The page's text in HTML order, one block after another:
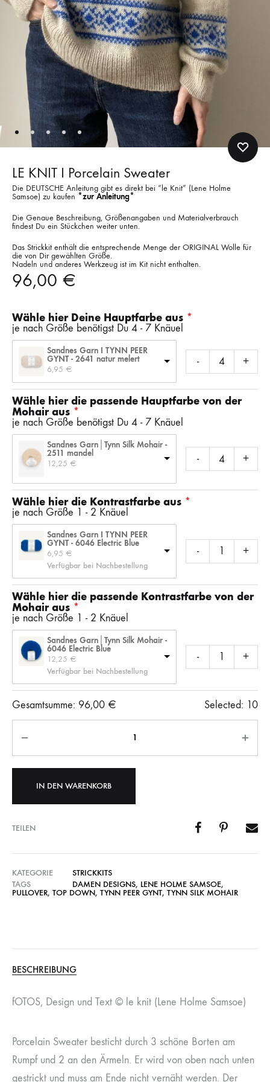
LE KNIT I Porcelain Sweater
Die DEUTSCHE Anleitung gibt es direkt bei “le Knit” (Lene Holme
Samsoe) zu kaufen *zur Anleitung*
Die Genaue Beschreibung, Größenangaben und Materialverbrauch
findest Du ein Stückchen weiter unten.
Das Strickkit enthält die entsprechende Menge der ORIGINAL Wolle für
die von Dir gewählten Größe.
Nadeln und anderes Werkzeug ist im Kit nicht enthalten.
96,00 €
Wähle hier Deine Hauptfarbe aus
je nach Größe benötigst Du 4 - 7 Knäuel
Sandnes Garn I TYNN PEER
GYNT - 2641 natur melert
6,95 €
- +
Wähle hier die passende Hauptfarbe von der
Mohair aus
je nach Größe benötigst Du 4 - 7 Knäuel
Sandnes Garn│Tynn Silk Mohair -
2511 mandel
12,25 € - +
Wähle hier die Kontrastfarbe aus
je nach Größe 1 - 2 Knäuel
Sandnes Garn I TYNN PEER
GYNT - 6046 Electric Blue
6,95 €
Verfügbar bei Nachbestellung
- +
Wähle hier die passende Kontrastfarbe von der
Mohair aus
je nach Größe 1 - 2 Knäuel
Sandnes Garn│Tynn Silk Mohair -
6046 Electric Blue
12,25 €
Verfügbar bei Nachbestellung
- +
Gesamtsumme: 96,00 € Selected: 10
Anzahl
IN DEN WARENKORB
TEILEN
KATEGORIE
STRICKKITS
TAGS
DAMEN DESIGNS, LENE HOLME SAMSOE,
PULLOVER, TOP DOWN, TYNN PEER GYNT, TYNN SILK MOHAIR
BESCHREIBUNG
fOTOS, Design und Text © le knit (Lene Holme Samsoe)
Porcelain Sweater besticht durch 3 schöne Borten am
Rumpf und 2 an den Ärmeln. Er wird von oben nach unten
gestrickt und muss am Ende nicht vernäht werden. Der